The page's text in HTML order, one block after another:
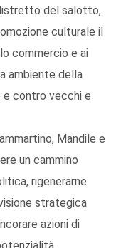
del salotto,
culturale il
commercio e ai
ambiente della
contro vecchi e
Mandile e
un cammino
rigenerarne
strategica
azioni di